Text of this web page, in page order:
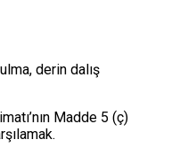
derin dalış
Madde 5 (ç)